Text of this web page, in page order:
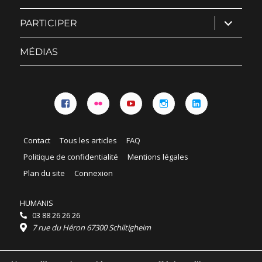
PARTICIPER ouvrir
le
sous-
MÉDIAS
Contact Tous les articles
FAQ
Politique de confidentialité
Mentions légales
Plan du site
Connexion
HUMANIS
03 88 26 26 26
7 rue du Héron 67300 Schiltigheim
Horaires :